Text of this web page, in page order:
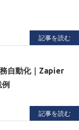
記事を読む
自動化｜Zapier
記事を読む